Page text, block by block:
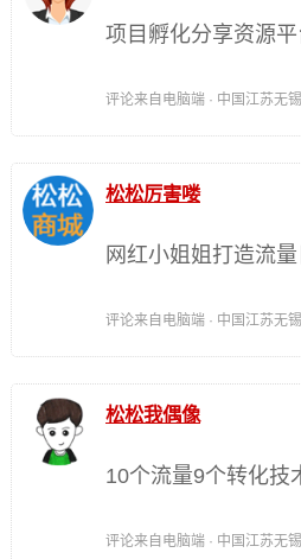
项目孵化分享资源平
评论来自电脑端 · 中国江苏无
松松厉害喽
网红小姐姐打造流
评论来自电脑端 · 中国江苏无
松松我偶像
10个流量9个转化技
评论来自电脑端 · 中国江苏无